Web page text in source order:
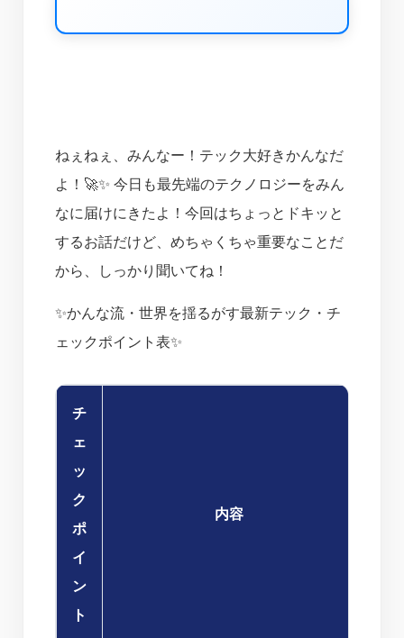
ねぇねぇ、みんなー！テック大好きかんなだ
よ！🚀✨ 今日も最先端のテクノロジーをみん
なに届けにきたよ！今回はちょっとドキッと
するお話だけど、めちゃくちゃ重要なことだ
から、しっかり聞いてね！
✨かんな流・世界を揺るがす最新テック・チ
ェックポイント表✨
チ
ェ
ッ
ク
ポ
イ
ン
ト
内容